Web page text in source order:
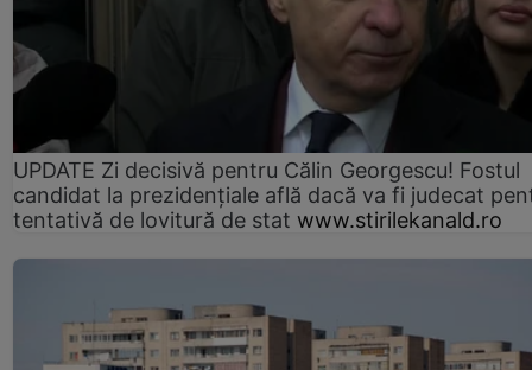
UPDATE Zi decisivă pentru Călin Georgescu! Fostul
candidat la prezidențiale află dacă va fi judecat
tentativă de lovitură de stat www.stirilekanald.ro